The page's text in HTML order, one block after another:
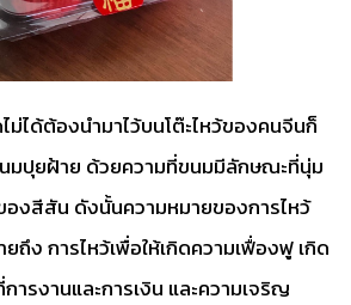
ได้ต้องนำมาไว้บนโต๊ะไหว้ของคนจีนก็
มปุยฝ้าย ด้วยความที่ขนมมีลักษณะที่นุ่ม
งสีสัน ดังนั้นความหมายของการไหว้
ง การไหว้เพื่อให้เกิดความเฟื่องฟู เกิด
ารงานและการเงิน และความเจริญ